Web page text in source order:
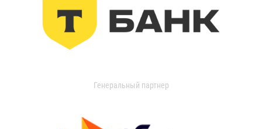
Генеральный партнер